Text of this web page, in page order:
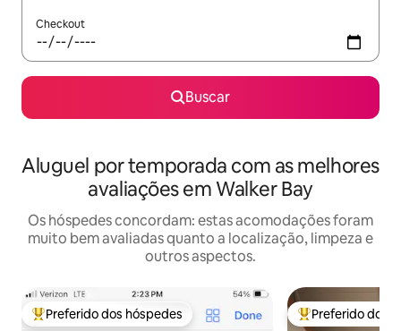
Checkout
Buscar
Aluguel por temporada com as melhores
avaliações em Walker Bay
Os hóspedes concordam: estas acomodações foram
muito bem avaliadas quanto a localização, limpeza e
outros aspectos.
Entre os melhores preferidos dos hóspedes
Preferido dos hóspedes Entre os
Preferido dos